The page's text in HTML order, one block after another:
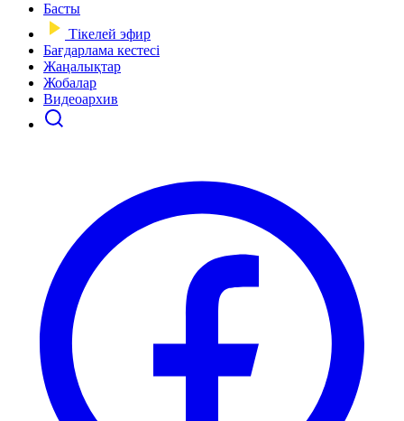
Басты
Тікелей эфир
Бағдарлама кестесі
Жаңалықтар
Жобалар
Видеоархив